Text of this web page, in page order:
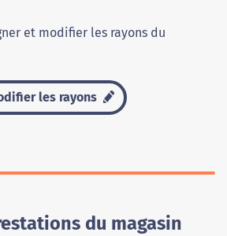
et modifier les rayons du
les rayons
du magasin